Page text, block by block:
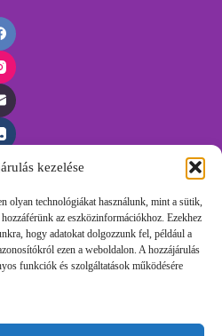
kezelése
olyan technológiákat használunk, mint a sütik,
az eszközinformációkhoz. Ezekhez
hogy adatokat dolgozzunk fel, például a
ezen a weboldalon. A hozzájárulás
funkciók és szolgáltatások működésére
töltsd ki az űrlapunkat és
a kapcsolatot.